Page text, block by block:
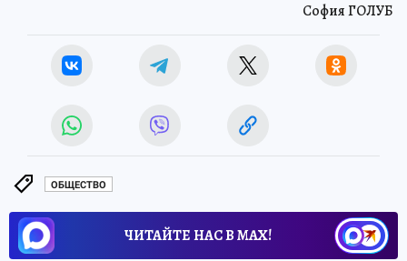
София ГОЛУБ
ОБЩЕСТВО
ЧИТАЙТЕ НАС В МАХ!